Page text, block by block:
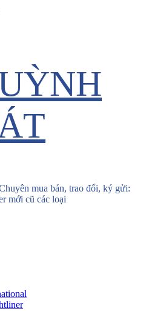
mua bán, trao đổi, ký gửi:
mới cũ các loại